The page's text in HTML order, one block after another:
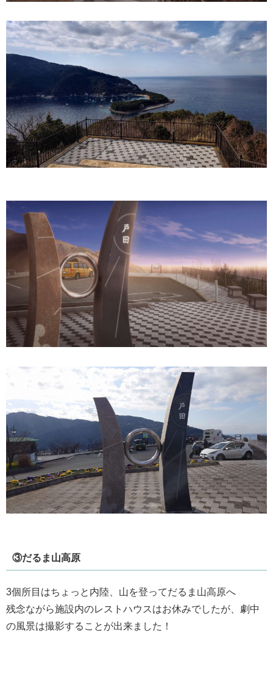
③だるま山高原
3個所目はちょっと内陸、山を登ってだるま山高原へ
残念ながら施設内のレストハウスはお休みでしたが、劇中
の風景は撮影することが出来ました！